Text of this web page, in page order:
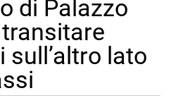
di Palazzo
transitare
lato